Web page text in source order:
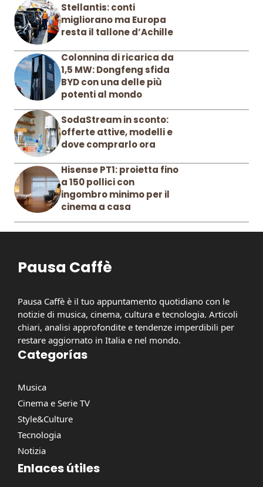
Stellantis: conti
migliorano ma Europa
resta il tallone d’Achille
Colonnina di ricarica da
1,5 MW: Dongfeng sfida
BYD con una delle più
potenti al mondo
SodaStream in sconto:
offerte attive, modelli e
dove comprarlo ora
Hisense PT1: proietta fino
a 150 pollici con
ingombro minimo per il
cinema a casa
Pausa Caffè
Pausa Caffè è il tuo appuntamento quotidiano con le
notizie di musica, cinema, cultura e tecnologia. Articoli
chiari, analisi approfondite e tendenze imperdibili per
restare aggiornato in Italia e nel mondo.
Categorías
Musica
Cinema e Serie TV
Style&Culture
Tecnologia
Notizia
Enlaces útiles